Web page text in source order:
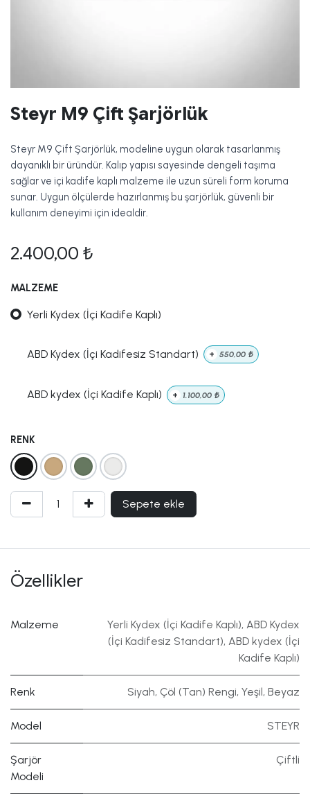
Steyr M9 Çift Şarjörlük
Steyr M9 Çift Şarjörlük, modeline uygun olarak tasarlanmış
dayanıklı bir üründür. Kalıp yapısı sayesinde dengeli taşıma
sağlar ve içi kadife kaplı malzeme ile uzun süreli form koruma
sunar. Uygun ölçülerde hazırlanmış bu şarjörlük, güvenli bir
kullanım deneyimi için idealdir.
2.400,00 ₺
MALZEME
Yerli Kydex (İçi Kadife Kaplı)
ABD Kydex (İçi Kadifesiz Standart) + 550,00 ₺
ABD kydex (İçi Kadife Kaplı) + 1.100,00 ₺
RENK
Sepete ekle
Özellikler
Malzeme Yerli Kydex (İçi Kadife Kaplı), ABD Kydex
(İçi Kadifesiz Standart), ABD kydex (İçi
Kadife Kaplı)
Renk Siyah, Çöl (Tan) Rengi, Yeşil, Beyaz
Model STEYR
Şarjör
Modeli
Çiftli